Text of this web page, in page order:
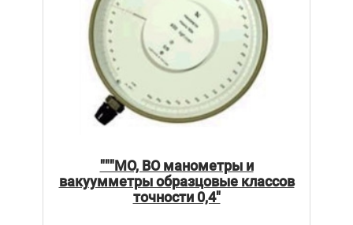
"""МО, ВО манометры и
вакуумметры образцовые классов
точности 0,4"